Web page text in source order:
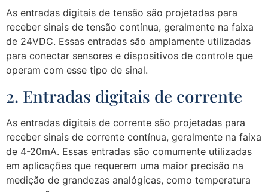
As entradas digitais de tensão são projetadas para
receber sinais de tensão contínua, geralmente na faixa
de 24VDC. Essas entradas são amplamente utilizadas
para conectar sensores e dispositivos de controle que
operam com esse tipo de sinal.
2. Entradas digitais de corrente
As entradas digitais de corrente são projetadas para
receber sinais de corrente contínua, geralmente na faixa
de 4-20mA. Essas entradas são comumente utilizadas
em aplicações que requerem uma maior precisão na
medição de grandezas analógicas, como temperatura